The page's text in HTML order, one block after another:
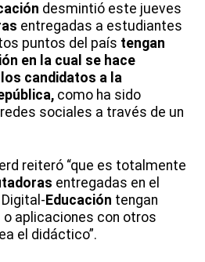
desmintió este jueves
entregadas a estudiantes
puntos del país tengan
en la cual se hace
candidatos a la
como ha sido
sociales a través de un
reiteró “que es totalmente
entregadas en el
Educación tengan
aplicaciones con otros
el didáctico”.